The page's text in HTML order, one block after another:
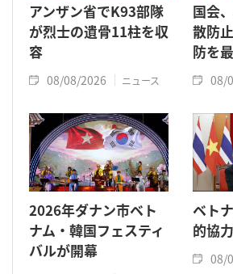
アンザン省でK93部隊
が烈士の遺骨11柱を収
容
08/08/2026 ニュース
国会
散防
防を
08/
2026年ダナン市ベト
ナム・韓国フェスティ
バルが開幕
ベト
的協
08/